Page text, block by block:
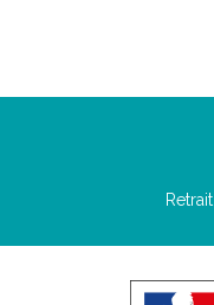
Retrait